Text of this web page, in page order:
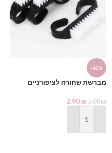
-42%
מברשת שחורה לציפורניים
5.00₪
2.90₪
הוספה לסל